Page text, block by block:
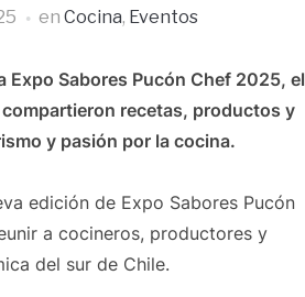
en Cocina, Eventos
Expo Sabores Pucón Chef 2025, el
recetas, productos y
y pasión por la cocina.
edición de Expo Sabores Pucón
a cocineros, productores y
del sur de Chile.